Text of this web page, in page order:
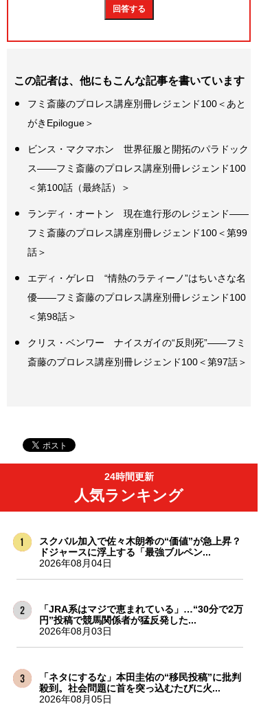
この記者は、他にもこんな記事を書いています
フミ斎藤のプロレス講座別冊レジェンド100＜あと
がきEpilogue＞
ビンス・マクマホン 世界征服と開拓のパラドック
ス――フミ斎藤のプロレス講座別冊レジェンド100
＜第100話（最終話）＞
ランディ・オートン 現在進行形のレジェンド――
フミ斎藤のプロレス講座別冊レジェンド100＜第99
話＞
エディ・ゲレロ “情熱のラティーノ”はちいさな名
優――フミ斎藤のプロレス講座別冊レジェンド100
＜第98話＞
クリス・ベンワー ナイスガイの“反則死”――フミ
斎藤のプロレス講座別冊レジェンド100＜第97話＞
24時間更新
人気ランキング
スクバル加入で佐々木朗希の“価値”が急上昇？
ドジャースに浮上する「最強ブルペン...
2026年08月04日
「JRA系はマジで恵まれている」…“30分で2万
円”投稿で競馬関係者が猛反発した...
2026年08月03日
「ネタにするな」本田圭佑の“移民投稿”に批判
殺到。社会問題に首を突っ込むたびに火...
2026年08月05日